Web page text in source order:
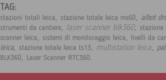
TAG:
stazioni totali leica, stazione totale leica ms60, aibot
strumenti da cantiere, laser scanner blk360, stazione
scanner leica, sistemi di monitoraggio leica, livelli da
leica, stazione totale leica ts13, multistation leica,
BLK360, Laser Scanner RTC360.